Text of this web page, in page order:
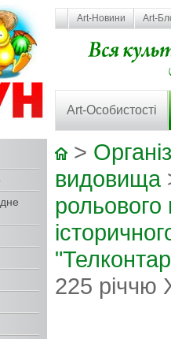
Art-Новини Art-
Art-Особистості
>
видовища
225 річчю